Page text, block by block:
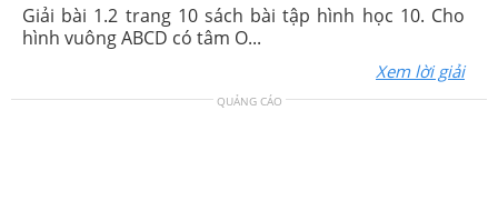
Giải bài 1.2 trang 10 sách bài tập hình học 10. Cho
hình vuông ABCD có tâm O...
Xem lời giải
QUẢNG CÁO